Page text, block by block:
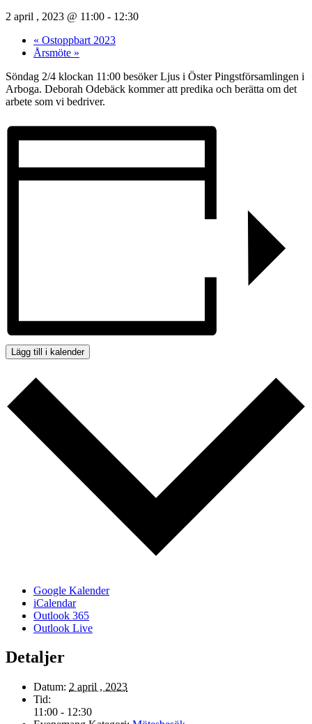
2 april , 2023 @ 11:00 - 12:30
« Ostoppbart 2023
Årsmöte »
Söndag 2/4 klockan 11:00 besöker Ljus i Öster Pingstförsamlingen i
Arboga. Deborah Odebäck kommer att predika och berätta om det
arbete som vi bedriver.
Lägg till i kalender
Google Kalender
iCalendar
Outlook 365
Outlook Live
Detaljer
Datum: 2 april , 2023
Tid:
11:00 - 12:30